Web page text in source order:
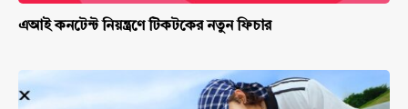
এআই কনটেন্ট নিয়ন্ত্রণে টিকটকের নতুন ফিচার